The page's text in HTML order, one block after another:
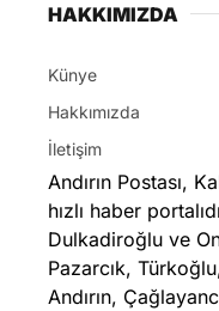
HAKKIMIZDA
Künye
Hakkımızda
İletişim
Andırın Postası,
hızlı haber
Dulkadiroğlu ve
Pazarcık,
Andırın,